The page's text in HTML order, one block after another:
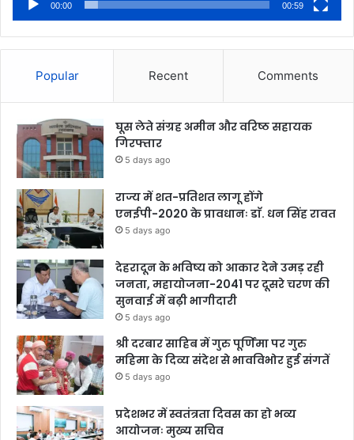
00:00 00:59
Popular Recent Comments
घूस लेते संग्रह अमीन और वरिष्ठ सहायक
गिरफ्तार
5 days ago
राज्य में शत-प्रतिशत लागू होंगे
एनईपी-2020 के प्रावधानः डाॅ. धन सिंह रावत
5 days ago
देहरादून के भविष्य को आकार देने उमड़ रही
जनता, महायोजना-2041 पर दूसरे चरण की
सुनवाई में बढ़ी भागीदारी
5 days ago
श्री दरबार साहिब में गुरु पूर्णिमा पर गुरु
महिमा के दिव्य संदेश से भावविभोर हुई संगतें
5 days ago
प्रदेशभर में स्वतंत्रता दिवस का हो भव्य
आयोजनः मुख्य सचिव